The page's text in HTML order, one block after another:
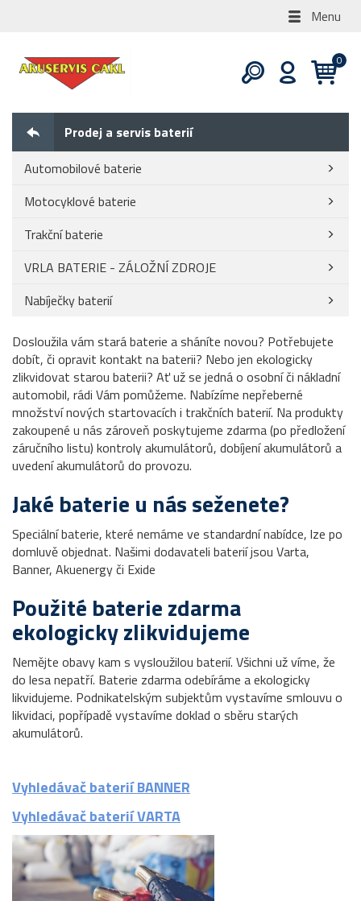
Menu
Prodej a servis baterií
Automobilové baterie
Motocyklové baterie
Trakční baterie
VRLA BATERIE - ZÁLOŽNÍ ZDROJE
Nabíječky baterií
Dosloužila vám stará baterie a sháníte novou? Potřebujete
dobít, či opravit kontakt na baterii? Nebo jen ekologicky
zlikvidovat starou baterii? Ať už se jedná o osobní či nákladní
automobil, rádi Vám pomůžeme. Nabízíme nepřeberné
množství nových startovacích i trakčních baterií. Na produkty
zakoupené u nás zároveň poskytujeme zdarma (po předložení
záručního listu) kontroly akumulátorů, dobíjení akumulátorů a
uvedení akumulátorů do provozu.
Jaké baterie u nás seženete?
Speciální baterie, které nemáme ve standardní nabídce, lze po
domluvě objednat. Našimi dodavateli baterií jsou Varta,
Banner, Akuenergy či Exide
Použité baterie zdarma
ekologicky zlikvidujeme
Nemějte obavy kam s vysloužilou baterií. Všichni už víme, že
do lesa nepatří. Baterie zdarma odebíráme a ekologicky
likvidujeme. Podnikatelským subjektům vystavíme smlouvu o
likvidaci, popřípadě vystavíme doklad o sběru starých
akumulátorů.
Vyhledávač baterií BANNER
Vyhledávač baterií VARTA